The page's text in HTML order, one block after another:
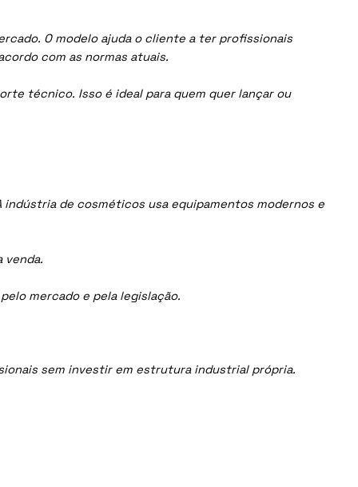
O modelo ajuda o cliente a ter profissionais
com as normas atuais.
técnico. Isso é ideal para quem quer lançar ou
de cosméticos usa equipamentos modernos e
venda.
mercado e pela legislação.
sem investir em estrutura industrial própria.